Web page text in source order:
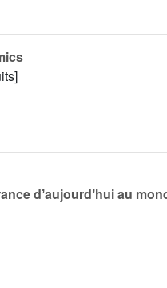
dʼaujourdʼhui au